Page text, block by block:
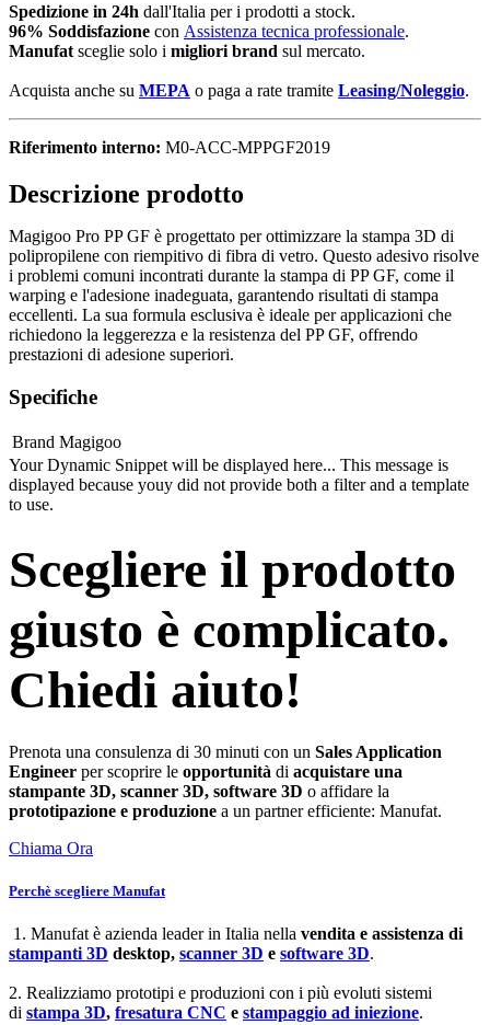
Spedizione in 24h dall'Italia per i prodotti a stock.
96% Soddisfazione con Assistenza tecnica professionale.
Manufat sceglie solo i migliori brand sul mercato.
Acquista anche su MEPA o paga a rate tramite Leasing/Noleggio.
Riferimento interno: M0-ACC-MPPGF2019
Descrizione prodotto
Magigoo Pro PP GF è progettato per ottimizzare la stampa 3D di
polipropilene con riempitivo di fibra di vetro. Questo adesivo risolve
i problemi comuni incontrati durante la stampa di PP GF, come il
warping e l'adesione inadeguata, garantendo risultati di stampa
eccellenti. La sua formula esclusiva è ideale per applicazioni che
richiedono la leggerezza e la resistenza del PP GF, offrendo
prestazioni di adesione superiori.
Specifiche
Brand Magigoo
Your Dynamic Snippet will be displayed here... This message is
displayed because youy did not provide both a filter and a template
to use.
Scegliere il prodotto
giusto è complicato.
Chiedi aiuto!
Prenota una consulenza di 30 minuti con un Sales Application
Engineer per scoprire le opportunità di acquistare una
stampante 3D, scanner 3D, software 3D o affidare la
prototipazione e produzione a un partner efficiente: Manufat.
Chiama Ora
Perchè scegliere Manufat
1. Manufat è azienda leader in Italia nella vendita e assistenza di
stampanti 3D desktop, scanner 3D e software 3D.
2. Realizziamo prototipi e produzioni con i più evoluti sistemi
di stampa 3D, fresatura CNC e stampaggio ad iniezione.